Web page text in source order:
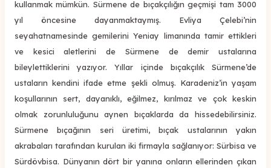
kullanmak mümkün. Sürmene de bıçakçılığın geçmişi tam 3000
yıl öncesine dayanmaktaymış. Evliya Çelebi’nin
seyahatnamesinde gemilerini Yeniay limanında tamir ettikleri
ve kesici aletlerini de Sürmene de demir ustalarına
bileylettiklerini yazıyor. Yıllar içinde bıçakçılık Sürmene’de
ustaların kendini ifade etme şekli olmuş. Karadeniz’in yaşam
koşullarının sert, dayanıklı, eğilmez, kırılmaz ve çok keskin
olmak zorunluluğunu aynen bıçaklarda da hissedebilirsiniz.
Sürmene bıçağının seri üretimi, bıçak ustalarının yakın
akrabaları tarafından kurulan iki firmayla sağlanıyor: Sürbisa ve
Sürdövbisa. Dünyanın dört bir yanına onların ellerinden çıkan